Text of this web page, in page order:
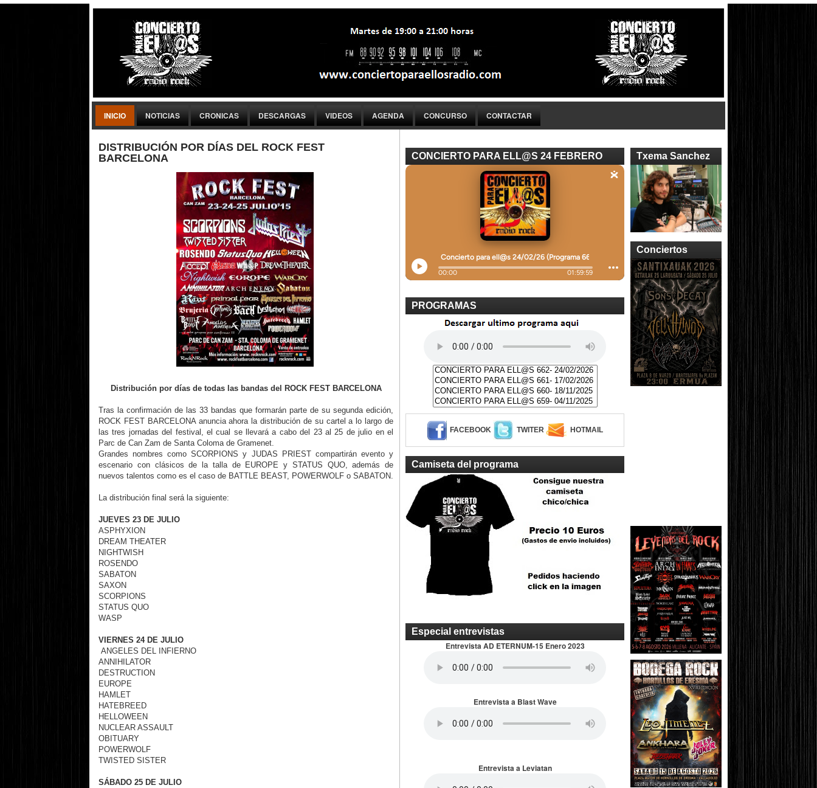
INICIO NOTICIAS CRONICAS DESCARGAS VIDEOS AGENDA CONCURSO CONTACTAR
DISTRIBUCIÓN POR DÍAS DEL ROCK FEST
BARCELONA
Distribución por días de todas las bandas del ROCK FEST BARCELONA
Tras la confirmación de las 33 bandas que formarán parte de su segunda edición,
ROCK FEST BARCELONA anuncia ahora la distribución de su cartel a lo largo de
las tres jornadas del festival, el cual se llevará a cabo del 23 al 25 de julio en el
Parc de Can Zam de Santa Coloma de Gramenet.
Grandes nombres como SCORPIONS y JUDAS PRIEST compartirán evento y
escenario con clásicos de la talla de EUROPE y STATUS QUO, además de
nuevos talentos como es el caso de BATTLE BEAST, POWERWOLF o SABATON.
La distribución final será la siguiente:
JUEVES 23 DE JULIO
ASPHYXION
DREAM THEATER
NIGHTWISH
ROSENDO
SABATON
SAXON
SCORPIONS
STATUS QUO
WASP
VIERNES 24 DE JULIO
ANGELES DEL INFIERNO
ANNIHILATOR
DESTRUCTION
EUROPE
HAMLET
HATEBREED
HELLOWEEN
NUCLEAR ASSAULT
OBITUARY
POWERWOLF
TWISTED SISTER
SÁBADO 25 DE JULIO
CONCIERTO PARA ELL@S 24 FEBRERO
PROGRAMAS
FACEBOOK TWITER HOTMAIL
Camiseta del programa
Especial entrevistas
Entrevista AD ETERNUM-15 Enero 2023
Entrevista a Blast Wave
Entrevista a Leviatan
Txema Sanchez
Conciertos